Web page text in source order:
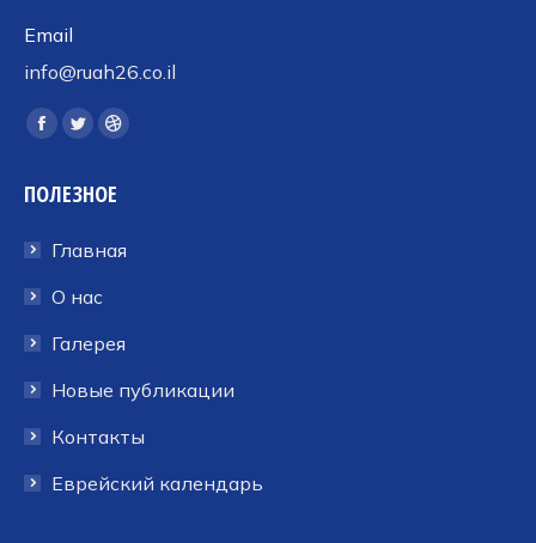
Email
info@ruah26.co.il
Ищите нас:
Страница
открывается
новом
окне
Страница
открывается
новом
окне
Страница
открывается
новом
ПОЛЕЗНОЕ
Главная
О нас
Галерея
Новые публикации
Контакты
Еврейский календарь